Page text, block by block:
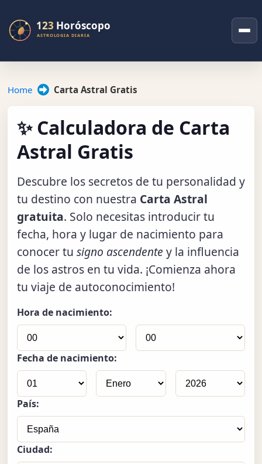
Home Carta Astral Gratis
✨ Calculadora de Carta
Astral Gratis
Descubre los secretos de tu personalidad y
tu destino con nuestra Carta Astral
gratuita. Solo necesitas introducir tu
fecha, hora y lugar de nacimiento para
conocer tu signo ascendente y la influencia
de los astros en tu vida. ¡Comienza ahora
tu viaje de autoconocimiento!
Hora de nacimiento:
Fecha de nacimiento:
País:
Ciudad: